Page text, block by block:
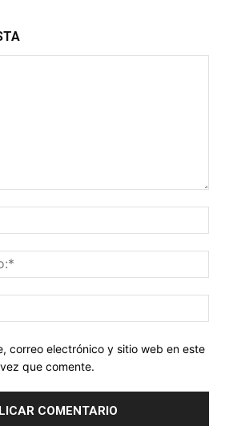
correo electrónico y sitio web en este
que comente.